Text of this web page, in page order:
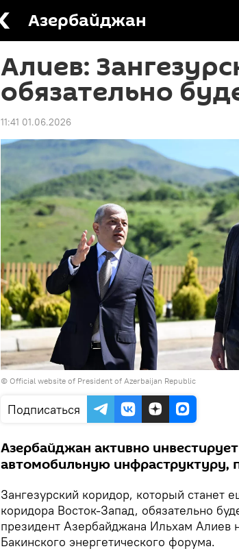
Азербайджан
Алиев:
обязательно
11:41 01.06.2026
© Official website of President of Azerbaijan Republic
Подписаться
Азербайджан активно
автомобильную инфраструктуру,
Зангезурский коридор, который станет
коридора Восток-Запад, обязательно
президент Азербайджана Ильхам Алиев
Бакинского энергетического форума.